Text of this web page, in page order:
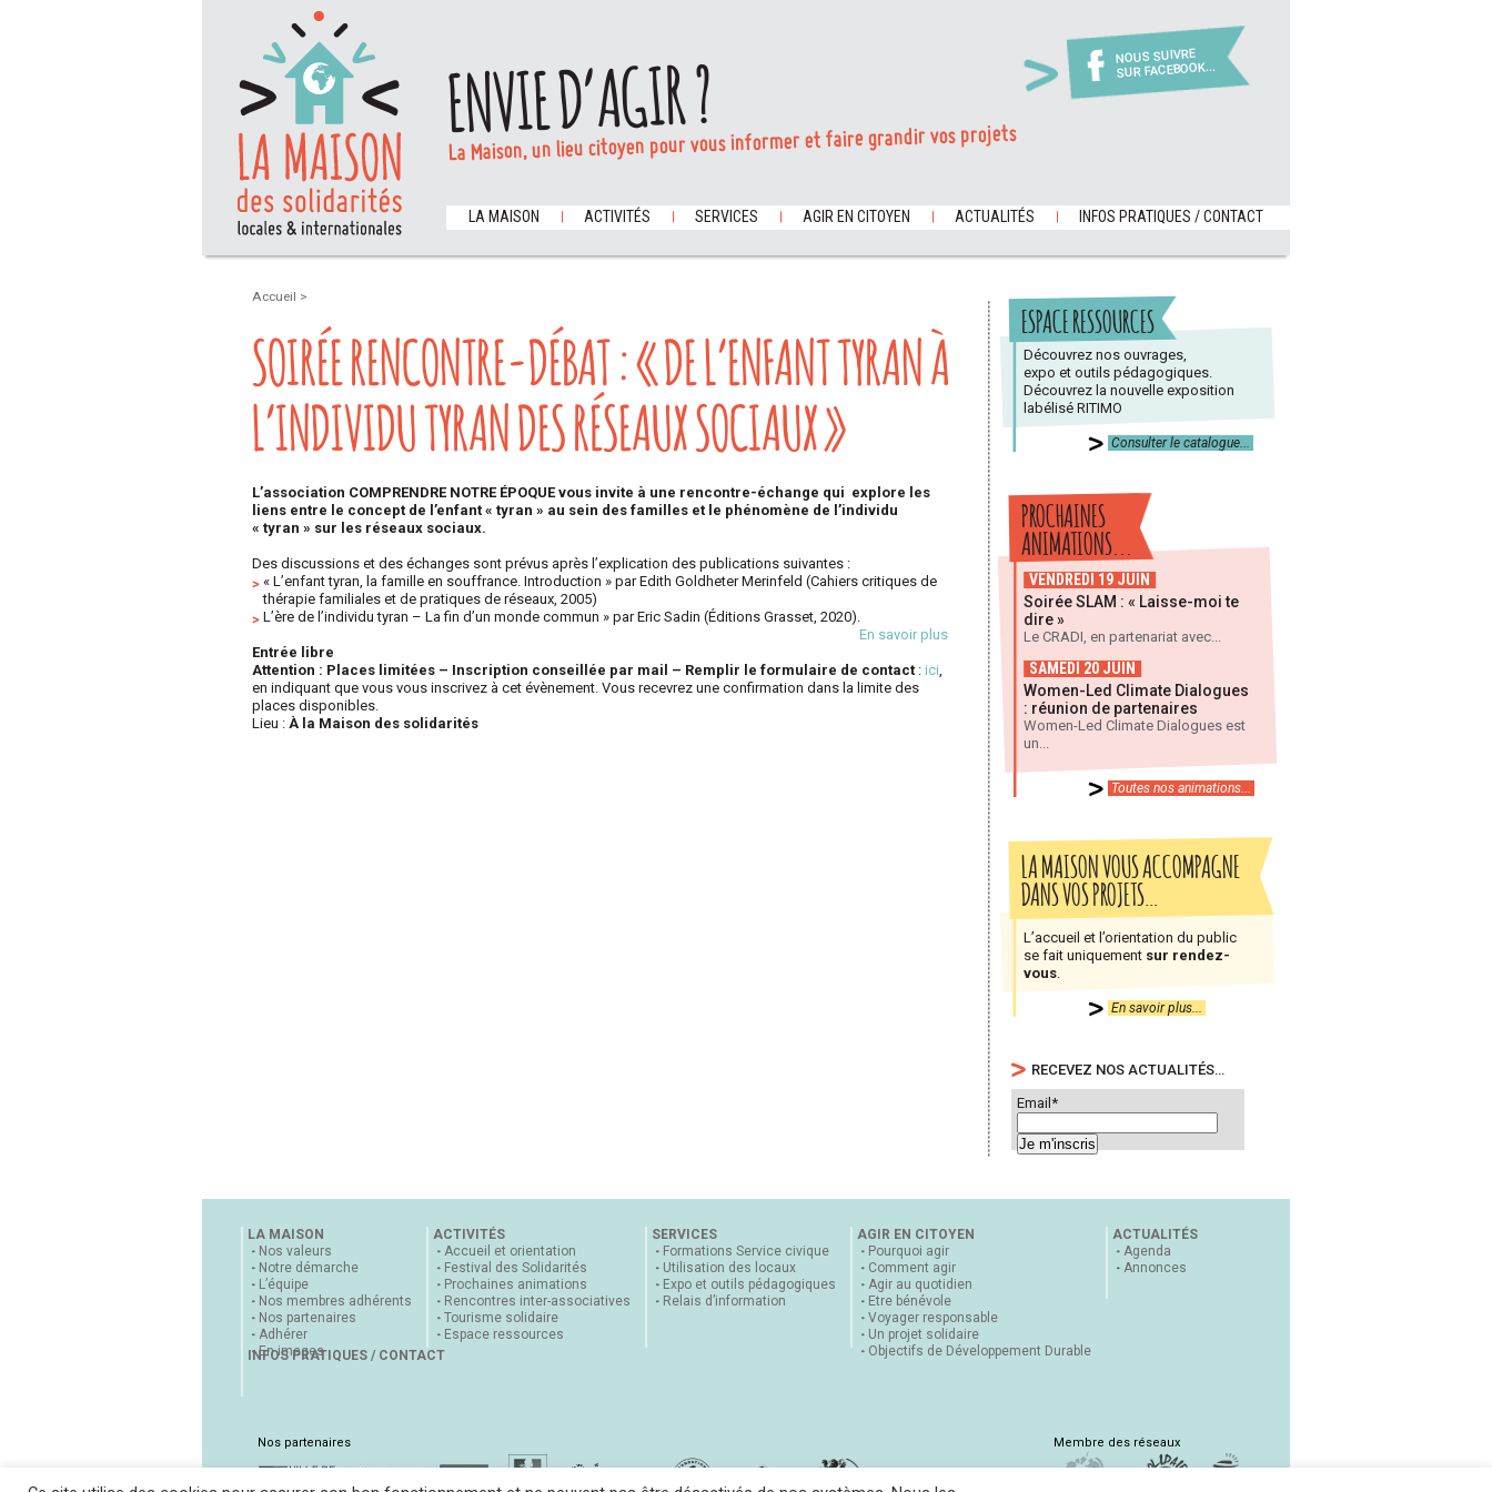
NOUS SUIVRE
SUR FACEBOOK...
ENVIE D’AGIR ?
La Maison, un lieu citoyen pour vous informer et faire grandir vos projets
LA MAISON ACTIVITÉS SERVICES AGIR EN CITOYEN ACTUALITÉS INFOS PRATIQUES / CONTACT
Accueil >
SOIRÉE RENCONTRE-DÉBAT : « DE L’ENFANT TYRAN À
L’INDIVIDU TYRAN DES RÉSEAUX SOCIAUX »
L’association COMPRENDRE NOTRE ÉPOQUE vous invite à une rencontre-échange qui explore les
liens entre le concept de l’enfant « tyran » au sein des familles et le phénomène de l’individu
« tyran » sur les réseaux sociaux.
Des discussions et des échanges sont prévus après l’explication des publications suivantes :
« L’enfant tyran, la famille en souffrance. Introduction » par Edith Goldheter Merinfeld (Cahiers critiques de
thérapie familiales et de pratiques de réseaux, 2005)
L’ère de l’individu tyran – La fin d’un monde commun » par Eric Sadin (Éditions Grasset, 2020).
En savoir plus
Entrée libre
Attention : Places limitées – Inscription conseillée par mail – Remplir le formulaire de contact : ici,
en indiquant que vous vous inscrivez à cet évènement. Vous recevrez une confirmation dans la limite des
places disponibles.
Lieu : À la Maison des solidarités
ESPACE RESSOURCES
Découvrez nos ouvrages,
expo et outils pédagogiques.
Découvrez la nouvelle exposition
labélisé RITIMO
Consulter le catalogue...
PROCHAINES
ANIMATIONS...
VENDREDI 19 JUIN
Soirée SLAM : « Laisse-moi te
dire »
Le CRADI, en partenariat avec...
SAMEDI 20 JUIN
Women-Led Climate Dialogues
: réunion de partenaires
Women-Led Climate Dialogues est
un...
Toutes nos animations...
LA MAISON VOUS ACCOMPAGNE
DANS VOS PROJETS…
L’accueil et l’orientation du public
se fait uniquement sur rendez-
vous
En savoir plus...
RECEVEZ NOS ACTUALITÉS…
Email*
LA MAISON
Nos valeurs
Notre démarche
L’équipe
Nos membres adhérents
Nos partenaires
Adhérer
En images
ACTIVITÉS
Accueil et orientation
Festival des Solidarités
Prochaines animations
Rencontres inter-associatives
Tourisme solidaire
Espace ressources
SERVICES
Formations Service civique
Utilisation des locaux
Expo et outils pédagogiques
Relais d’information
AGIR EN CITOYEN
Pourquoi agir
Comment agir
Agir au quotidien
Etre bénévole
Voyager responsable
Un projet solidaire
Objectifs de Développement Durable
ACTUALITÉS
Agenda
Annonces
INFOS PRATIQUES / CONTACT
Nos partenaires Membre des réseaux